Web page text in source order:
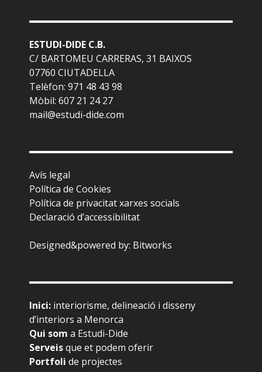
ESTUDI-DIDE C.B.
C/ BARTOMEU CARRERAS, 31 BAIXOS
07760 CIUTADELLA
Telèfon: 971 48 43 98
Mòbil: 607 21 24 27
mail@estudi-dide.com
Avís legal
Política de Cookies
Política de privacitat xarxes socials
Declaració d’accessibilitat
Designed&powered by: Bitworks
Inici: interiorisme, delineació i disseny
d’interiors a Menorca
Qui som a Estudi-Dide
Serveisque et podem oferir
Portfoli de projectes